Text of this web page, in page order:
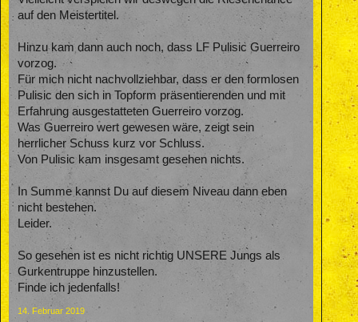
auf den Meistertitel.
Hinzu kam dann auch noch, dass LF Pulisic Guerreiro
vorzog.
Für mich nicht nachvollziehbar, dass er den formlosen
Pulisic den sich in Topform präsentierenden und mit
Erfahrung ausgestatteten Guerreiro vorzog.
Was Guerreiro wert gewesen wäre, zeigt sein
herrlicher Schuss kurz vor Schluss.
Von Pulisic kam insgesamt gesehen nichts.
In Summe kannst Du auf diesem Niveau dann eben
nicht bestehen.
Leider.
So gesehen ist es nicht richtig UNSERE Jungs als
Gurkentruppe hinzustellen.
Finde ich jedenfalls!
14. Februar 2019